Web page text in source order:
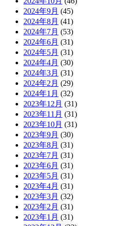
2024年9月 (45)
2024年8月 (41)
2024年7月 (53)
2024年6月 (31)
2024年5月 (31)
2024年4月 (30)
2024年3月 (31)
2024年2月 (29)
2024年1月 (32)
2023年12月 (31)
2023年11月 (31)
2023年10月 (31)
2023年9月 (30)
2023年8月 (31)
2023年7月 (31)
2023年6月 (31)
2023年5月 (31)
2023年4月 (31)
2023年3月 (32)
2023年2月 (31)
2023年1月 (31)